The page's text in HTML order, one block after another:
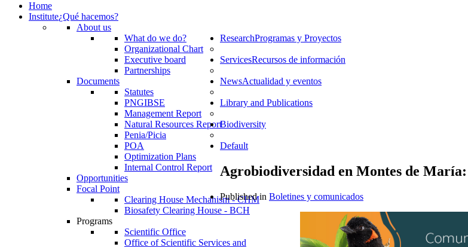
Home
Institute¿Qué hacemos?
About us
What do we do?
Organizational Chart
Executive board
Partnerships
Documents
Statutes
PNGIBSE
Management Report
Natural Resources Report
Penia/Picia
POA
Optimization Plans
Internal Control Report
Opportunities
Focal Point
Clearing House Mechanism - CHM
Biosafety Clearing House - BCH
ResearchProgramas y Proyectos
Programs
Scientific Office
Office of Scientific Services and
ServicesRecursos de información
NewsActualidad y eventos
Library and Publications
Biodiversity
Default
Agrobiodiversidad en Montes de
Published in Boletines y comunicados